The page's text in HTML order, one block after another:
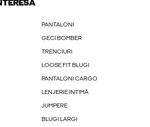
PANTALONI
GECI BOMBER
TRENCIURI
LOOSE FIT BLUGI
PANTALONI CARGO
LENJERIE INTIMĂ
JUMPERE
BLUGI LARGI